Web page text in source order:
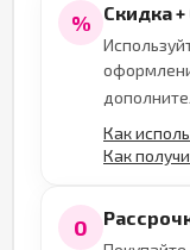
% Скидка +
Как
Как
0